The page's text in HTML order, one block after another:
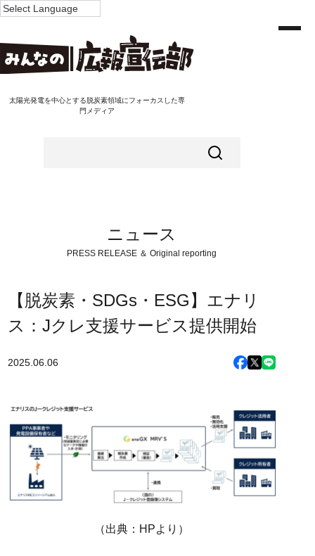
太陽光発電を中心とする脱炭素領域にフォーカスした専
門メディア
ニュース
PRESS RELEASE ＆ Original reporting
【脱炭素・SDGs・ESG】エナリ
ス：Jクレ支援サービス提供開始
2025.06.06
（出典：HPより）